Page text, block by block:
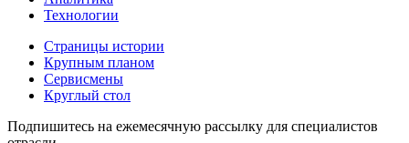
Технологии
Страницы истории
Крупным планом
Сервисмены
Круглый стол
Подпишитесь на ежемесячную рассылку для специалистов